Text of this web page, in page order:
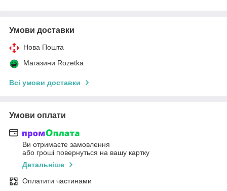
Умови доставки
Нова Пошта
Магазини Rozetka
Всі умови доставки
Умови оплати
Ви отримаєте замовлення
або гроші повернуться на вашу картку
Детальніше
Оплатити частинами